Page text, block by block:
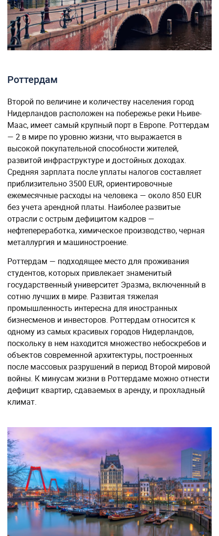
Роттердам
Второй по величине и количеству населения город
Нидерландов расположен на побережье реки Ньиве-
Маас, имеет самый крупный порт в Европе. Роттердам
— 2 в мире по уровню жизни, что выражается в
высокой покупательной способности жителей,
развитой инфраструктуре и достойных доходах.
Средняя зарплата после уплаты налогов составляет
приблизительно 3500 EUR, ориентировочные
ежемесячные расходы на человека — около 850 EUR
без учета арендной платы. Наиболее развитые
отрасли с острым дефицитом кадров —
нефтепереработка, химическое производство, черная
металлургия и машиностроение.
Роттердам — подходящее место для проживания
студентов, которых привлекает знаменитый
государственный университет Эразма, включенный в
сотню лучших в мире. Развитая тяжелая
промышленность интересна для иностранных
бизнесменов и инвесторов. Роттердам относится к
одному из самых красивых городов Нидерландов,
поскольку в нем находится множество небоскребов и
объектов современной архитектуры, построенных
после массовых разрушений в период Второй мировой
войны. К минусам жизни в Роттердаме можно отнести
дефицит квартир, сдаваемых в аренду, и прохладный
климат.